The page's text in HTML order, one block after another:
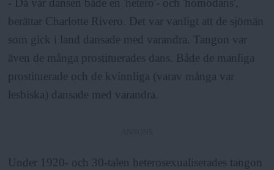
- Då var dansen både en 'hetero'- och 'homodans',
berättar Charlotte Rivero. Det var vanligt att de sjömän
som gick i land dansade med varandra. Tangon var
även de många prostituerades dans. Både de manliga
prostituerade och de kvinnliga (varav många var
lesbiska) dansade med varandra.
Under 1920- och 30-talen heterosexualiserades tangon